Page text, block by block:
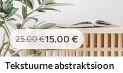
25.00€15.00 €
Tekstuurne abstraktsioon